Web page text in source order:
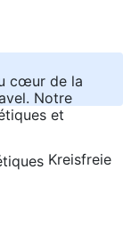
cœur de la
Notre
et
Kreisfreie